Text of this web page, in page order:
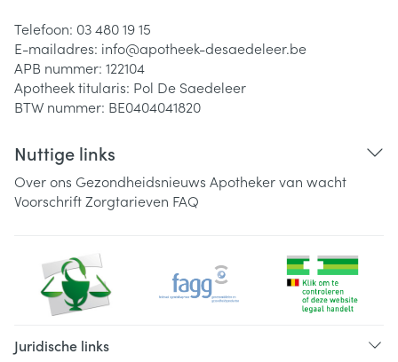
Telefoon: 03 480 19 15
E-mailadres: info@apotheek-desaedeleer.be
APB nummer: 122104
Apotheek titularis: Pol De Saedeleer
BTW nummer: BE0404041820
Nuttige links
Over ons Gezondheidsnieuws Apotheker van wacht
VoorschriftZorgtarieven FAQ
Juridische links